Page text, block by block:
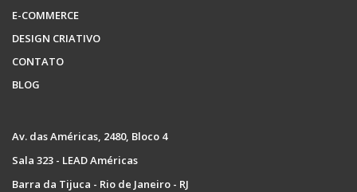
E-COMMERCE
DESIGN CRIATIVO
CONTATO
BLOG
Av. das Américas, 2480, Bloco 4
Sala 323 - LEAD Américas
Barra da Tijuca - Rio de Janeiro - RJ